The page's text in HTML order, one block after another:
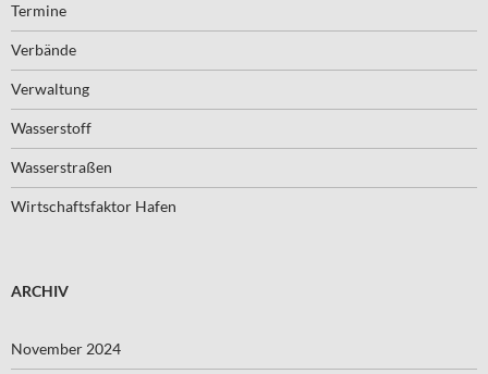
Termine
Verbände
Verwaltung
Wasserstoff
Wasserstraßen
Wirtschaftsfaktor Hafen
ARCHIV
November 2024